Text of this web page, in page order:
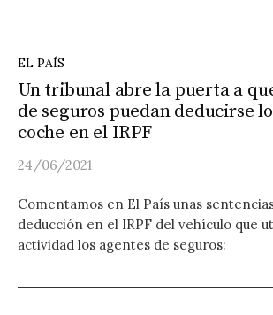
EL PAÍS
Un tribunal abre la puerta a
de seguros puedan deducirse
coche en el IRPF
24/06/2021
Comentamos en El País unas
deducción en el IRPF del vehículo que
actividad los agentes de seguros: